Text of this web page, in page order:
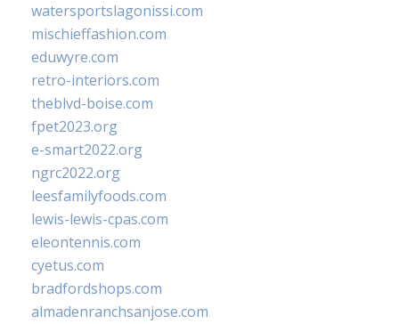
watersportslagonissi.com
mischieffashion.com
eduwyre.com
retro-interiors.com
theblvd-boise.com
fpet2023.org
e-smart2022.org
ngrc2022.org
leesfamilyfoods.com
lewis-lewis-cpas.com
eleontennis.com
cyetus.com
bradfordshops.com
almadenranchsanjose.com